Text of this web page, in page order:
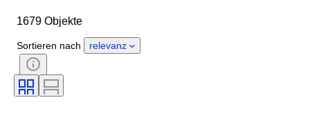
Periode
Kontrolle
Stromversorgung
Eisenbahngesellschaft
1679 Objekte
Sortieren nach relevanz